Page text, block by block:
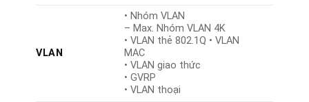
VLAN
• Nhóm VLAN
– Max. Nhóm VLAN 4K
• VLAN thẻ 802.1Q • VLAN
MAC
• VLAN giao thức
• GVRP
• VLAN thoại